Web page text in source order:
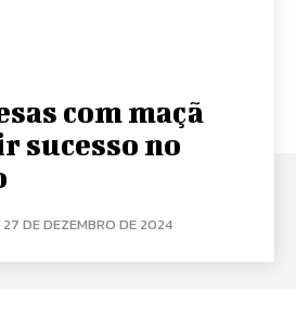
com maçã
sucesso no
27 DE DEZEMBRO DE 2024